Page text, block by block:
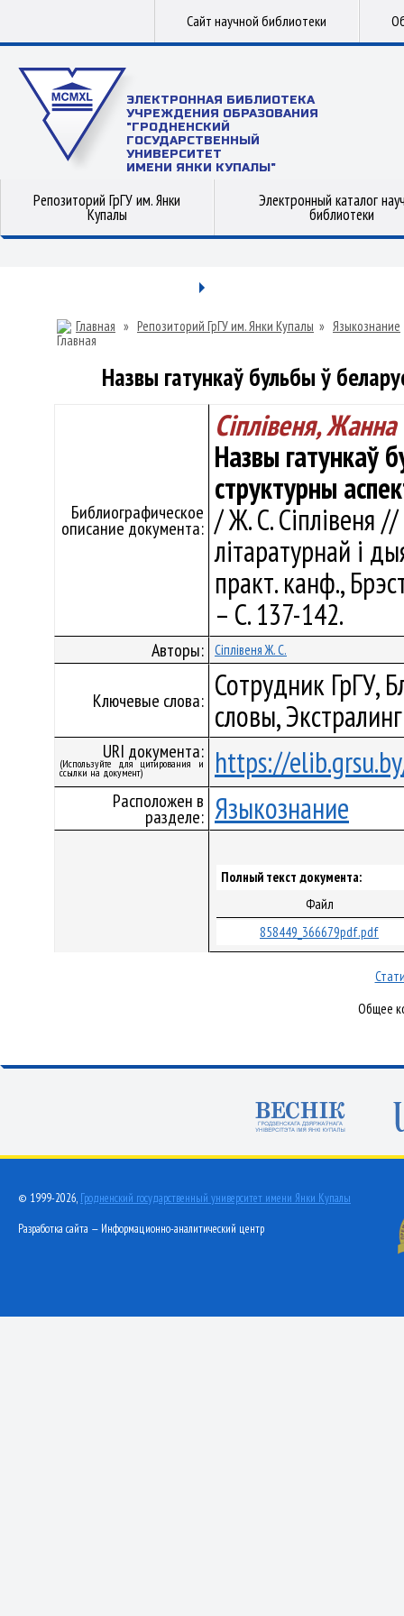
Сайт научной библиотеки
ЭЛЕКТРОННАЯ БИБЛИОТЕКА
УЧРЕЖДЕНИЯ ОБРАЗОВАНИЯ
"ГРОДНЕНСКИЙ
ГОСУДАРСТВЕННЫЙ
УНИВЕРСИТЕТ
ИМЕНИ ЯНКИ КУПАЛЫ"
Репозиторий ГрГУ им. Янки
Купалы
Электронный каталог
библиотеки
Главная » Репозиторий ГрГУ им. Янки Купалы » Языкознание
Назвы гатункаў бульбы ў
Библиографическое
описание документа:
Сіплівеня,
Назвы гатункаў
структурны
/ Ж. С. Сіплівеня
лiтаратурнай і
практ. канф.,
– С. 137-142.
Авторы: Сіплівеня Ж. С.
Ключевые слова: Сотрудник ГрГУ,
словы,
URI документа:
(Используйте для цитирования и
ссылки на документ) https://
Расположен в
разделе: Языкознание
Полный текст документа:
Файл
858449_366679pdf.pdf
Общее
© 1999-2026, Гродненский государственный университет имени Янки Купалы
Разработка сайта — Информационно-аналитический центр